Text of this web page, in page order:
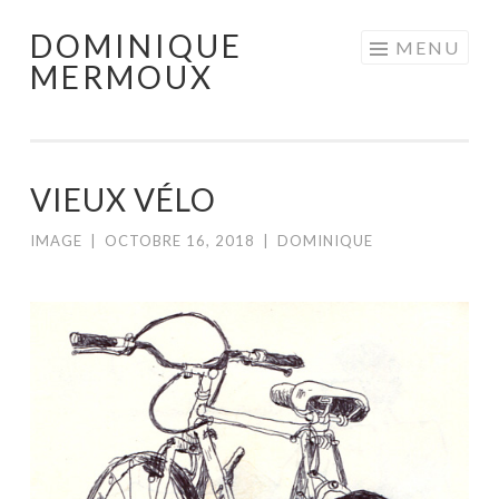
Aller
au
DOMINIQUE
MERMOUX
MENU
VIEUX VÉLO
IMAGE OCTOBRE 16, 2018 DOMINIQUE